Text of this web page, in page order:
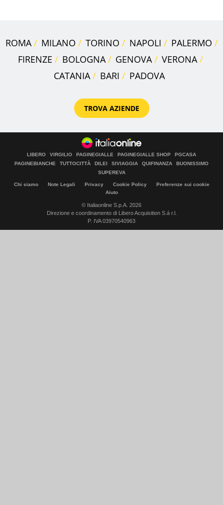
ROMA MILANO TORINO NAPOLI
PALERMO
FIRENZE
BOLOGNA GENOVA
VERONA
CATANIA
BARI PADOVA
TROVA AZIENDE
LIBERO VIRGILIO PAGINEGIALLE PAGINEGIALLE SHOP
PGCASA
PAGINEBIANCHE
TUTTOCITTÀ DILEI SIVIAGGIA QUIFINANZA
BUONISSIMO
SUPEREVA
Chi siamo Note Legali Privacy Cookie Policy
Preferenze sui cookie
Aiuto
© Italiaonline S.p.A. 2026
Direzione e coordinamento di Libero Acquisition S.á r.l.
P. IVA 03970540963